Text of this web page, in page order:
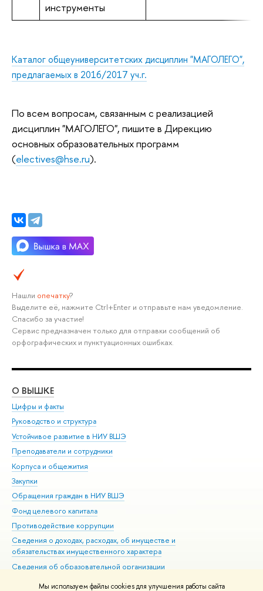
Мы используем файлы cookies для улучшения работы сайта
инструменты
Каталог общеуниверситетских дисциплин "МАГОЛЕГО",
предлагаемых в 2016/2017 уч.г.
По всем вопросам, связанным с реализацией
дисциплин "МАГОЛЕГО", пишите в Дирекцию
основных образовательных программ
(electives@hse.ru).
Нашли опечатку?
Выделите её, нажмите Ctrl+Enter и отправьте нам уведомление.
Спасибо за участие!
Сервис предназначен только для отправки сообщений об
орфографических и пунктуационных ошибках.
О ВЫШКЕ
Цифры и факты
Руководство и структура
Устойчивое развитие в НИУ ВШЭ
Преподаватели и сотрудники
Корпуса и общежития
Закупки
Обращения граждан в НИУ ВШЭ
Фонд целевого капитала
Противодействие коррупции
Сведения о доходах, расходах, об имуществе и
обязательствах имущественного характера
Сведения об образовательной организации
Людям с ограниченными возможностями здоровья